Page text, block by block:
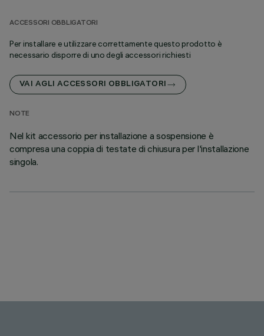
ACCESSORI OBBLIGATORI
Per installare e utilizzare correttamente questo prodotto è
necessario disporre di uno degli accessori richiesti
VAI AGLI ACCESSORI OBBLIGATORI
NOTE
Nel kit accessorio per installazione a sospensione è
compresa una coppia di testate di chiusura per l'installazione
singola.